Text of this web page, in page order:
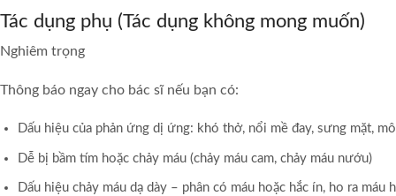
Tác dụng phụ (Tác dụng không mong muốn)
Nghiêm trọng
Thông báo ngay cho bác sĩ nếu bạn có:
Dấu hiệu của phản ứng dị ứng: khó thở, nổi mề đay, sưng mặt,
Dễ bị bầm tím hoặc chảy máu (chảy máu cam, chảy máu nướu)
Dấu hiệu chảy máu dạ dày – phân có máu hoặc hắc ín, ho ra